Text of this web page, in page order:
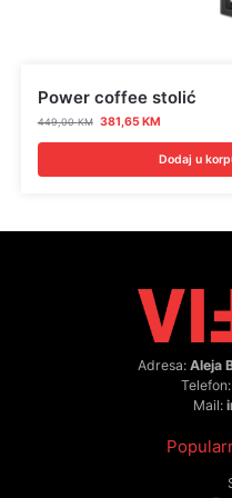
Power coffee stolić
449,00KM 381,65KM
Dodaj u
Adresa: Aleja
Telefon:
Mail: